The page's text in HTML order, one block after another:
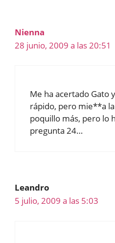
Nienna
28 junio, 2009 a las 20:51
Me ha acertado Gato
rápido, pero mie**a
poquillo más, pero lo
pregunta 24…
Leandro
5 julio, 2009 a las 5:03